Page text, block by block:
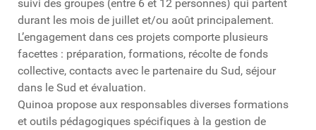
suivi des groupes (entre 6 et 12 personnes) qui partent
durant les mois de juillet et/ou août principalement.
L’engagement dans ces projets comporte plusieurs
facettes : préparation, formations, récolte de fonds
collective, contacts avec le partenaire du Sud, séjour
dans le Sud et évaluation.
Quinoa propose aux responsables diverses formations
et outils pédagogiques spécifiques à la gestion de